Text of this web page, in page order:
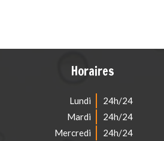
Horaires
Lundi
24h/24
Mardi
24h/24
Mercredi
24h/24